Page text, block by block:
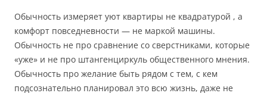
Обычность измеряет уют квартиры не квадратурой , а
комфорт повседневности — не маркой машины.
Обычность не про сравнение со сверстниками, которые
«уже» и не про штангенциркуль общественного мнения.
Обычность про желание быть рядом с тем, с кем
подсознательно планировал это всю жизнь, даже не